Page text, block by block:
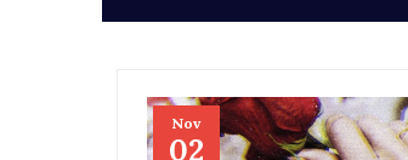
Nov
02